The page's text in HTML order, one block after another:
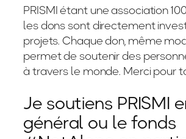
PRISMI étant une association
les dons sont directement
projets. Chaque don, même
permet de soutenir des
à travers le monde. Merci pour
Je soutiens PRISMI
général ou le fonds